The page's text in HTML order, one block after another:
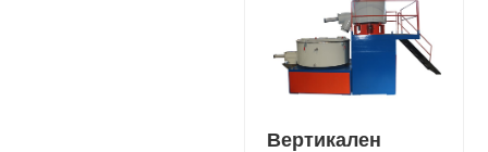
Вертикален